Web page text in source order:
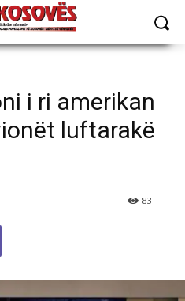
i ri amerikan
luftarakë
83